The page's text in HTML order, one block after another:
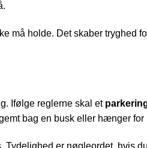
må holde. Det skaber tryghed
Ifølge reglerne skal et
bag en busk eller hænger for
er nøgleordet, hvis